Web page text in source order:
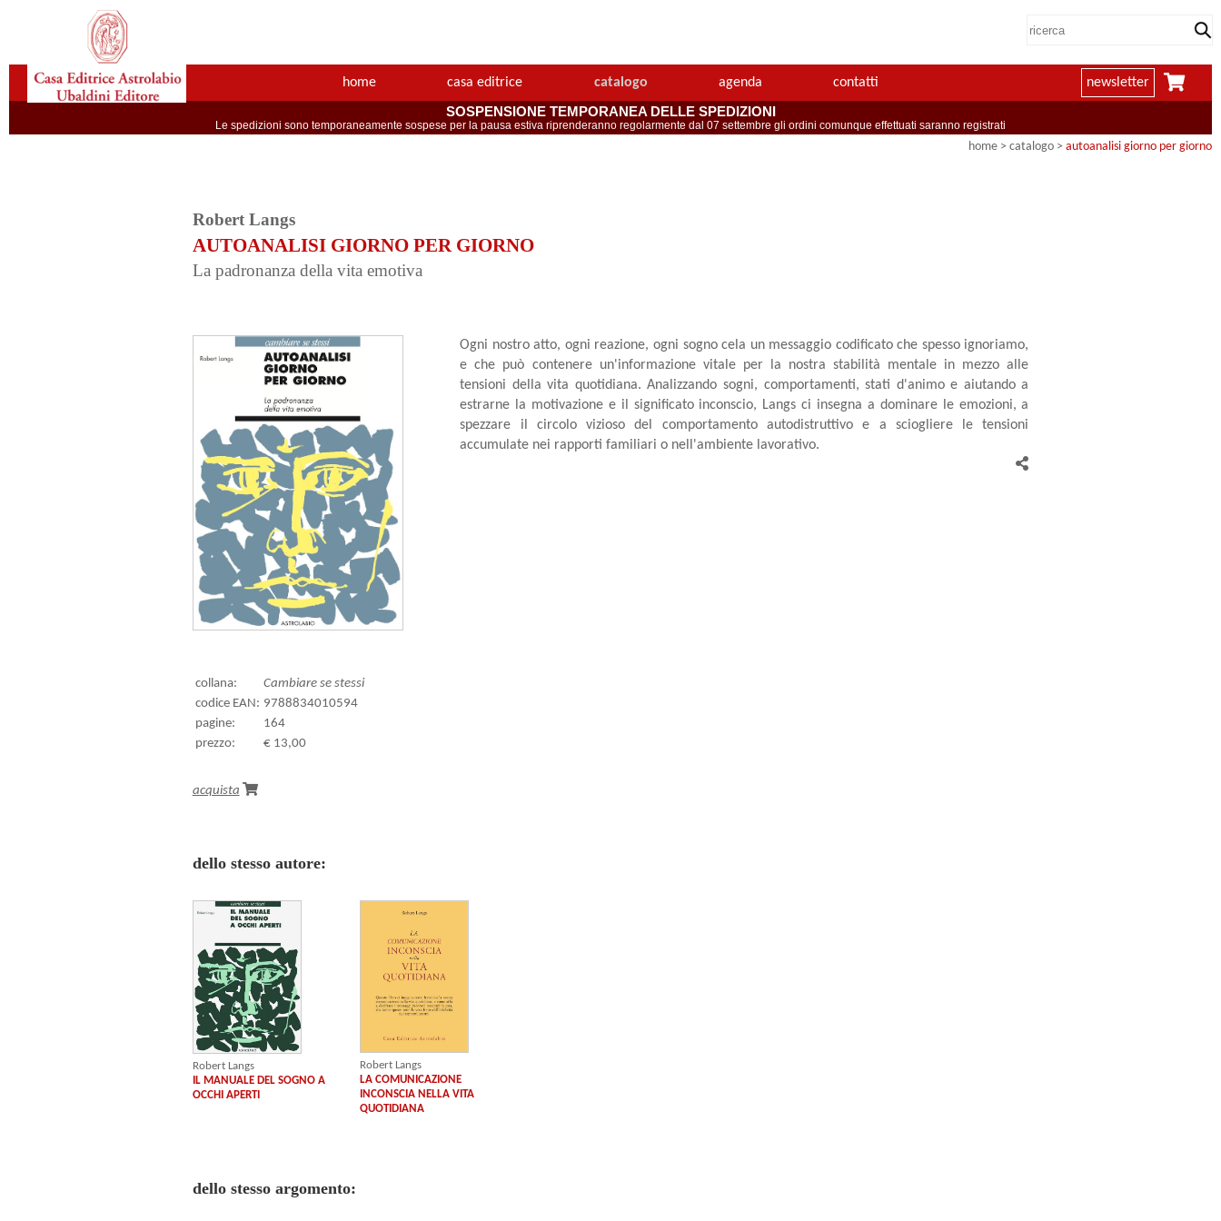
home casa editrice catalogo agenda contatti newsletter
SOSPENSIONE TEMPORANEA DELLE SPEDIZIONI
Le spedizioni sono temporaneamente sospese per la pausa estiva riprenderanno regolarmente dal 07 settembre gli ordini comunque effettuati saranno registrati
home > catalogo > autoanalisi giorno per giorno
Robert Langs
AUTOANALISI GIORNO PER GIORNO
La padronanza della vita emotiva
Ogni nostro atto, ogni reazione, ogni sogno cela un messaggio codificato che spesso ignoriamo,
e che può contenere un'informazione vitale per la nostra stabilità mentale in mezzo alle
tensioni della vita quotidiana. Analizzando sogni, comportamenti, stati d'animo e aiutando a
estrarne la motivazione e il significato inconscio, Langs ci insegna a dominare le emozioni, a
spezzare il circolo vizioso del comportamento autodistruttivo e a sciogliere le tensioni
accumulate nei rapporti familiari o nell'ambiente lavorativo.
collana:
Cambiare se stessi
codice EAN: 9788834010594
pagine:
164
prezzo:
€ 13,00
acquista
dello stesso autore:
Robert Langs
IL MANUALE DEL SOGNO A
OCCHI APERTI
Robert Langs
LA COMUNICAZIONE
INCONSCIA NELLA VITA
QUOTIDIANA
dello stesso argomento: